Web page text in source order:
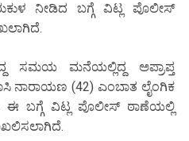
ನೀಡಿದ ಬಗ್ಗೆ ವಿಟ್ಲ ಪೊಲೀಸ್
ಸಮಯ ಮನೆಯಲ್ಲಿದ್ದ ಅಪ್ರಾಪ್ತ
ನಾರಾಯಣ (42) ಎಂಬಾತ ಲೈಂಗಿಕ
ಈ ಬಗ್ಗೆ ವಿಟ್ಲ ಪೊಲೀಸ್ ಠಾಣೆಯಲ್ಲಿ